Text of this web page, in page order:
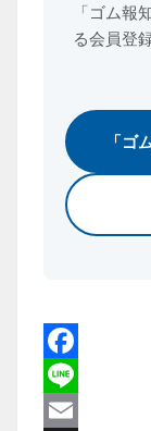
「ゴム報
る会員登録
「ゴ
Facebook
Line